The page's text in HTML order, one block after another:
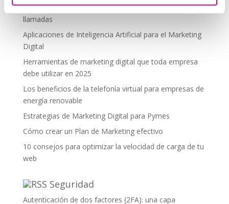
Centralitas virtuales: una solución para la gestión de
llamadas
Aplicaciones de Inteligencia Artificial para el Marketing
Digital
Herramientas de marketing digital que toda empresa
debe utilizar en 2025
Los beneficios de la telefonía virtual para empresas de
energía renovable
Estrategias de Marketing Digital para Pymes
Cómo crear un Plan de Marketing efectivo
10 consejos para optimizar la velocidad de carga de tu
web
Seguridad
Autenticación de dos factores (2FA): una capa